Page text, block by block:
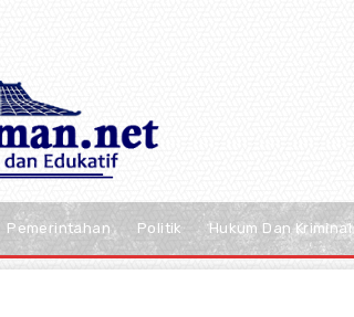
Pemerintahan Politik Hukum Dan Kriminal